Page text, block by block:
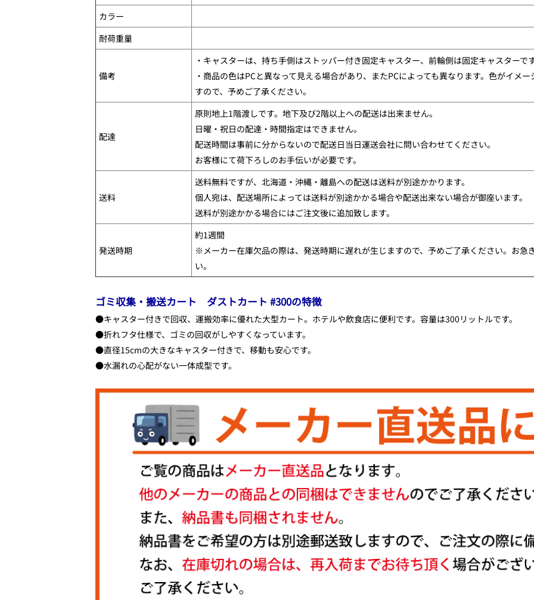
カラー
耐荷重量
備考
・キャスターは、持ち手側はストッパー付き固定キャスター、前輪側は固定キャスターで
・商品の色はPCと異なって見える場合があり、またPCによっても異なります。色がイメ
すので、予めご了承ください。
配達
原則地上1階渡しです。地下及び2階以上への配送は出来ません。
日曜・祝日の配達・時間指定はできません。
配送時間は事前に分からないので配送日当日運送会社に問い合わせてください。
お客様にて荷下ろしのお手伝いが必要です。
送料
送料無料ですが、北海道・沖縄・離島への配送は送料が別途かかります。
個人宛は、配送場所によっては送料が別途かかる場合や配送出来ない場合が御座います。
送料が別途かかる場合にはご注文後に追加致します。
発送時期
約1週間
※メーカー在庫欠品の際は、発送時期に遅れが生じますので、予めご了承ください。お急
い。
ゴミ収集・搬送カート ダストカート #300の特徴
●キャスター付きで回収、運搬効率に優れた大型カート。ホテルや飲食店に便利です。容量は300リットルです。
●折れフタ仕様で、ゴミの回収がしやすくなっています。
●直径15cmの大きなキャスター付きで、移動も安心です。
●水漏れの心配がない一体成型です。